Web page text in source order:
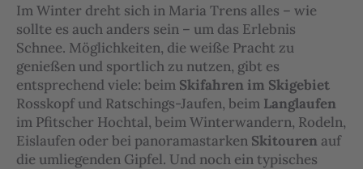
Im Winter dreht sich in Maria Trens alles – wie
sollte es auch anders sein – um das Erlebnis
Schnee. Möglichkeiten, die weiße Pracht zu
genießen und sportlich zu nutzen, gibt es
entsprechend viele: beim Skifahren im Skigebiet
Rosskopf und Ratschings-Jaufen, beim Langlaufen
im Pfitscher Hochtal, beim Winterwandern, Rodeln,
Eislaufen oder bei panoramastarken Skitouren auf
die umliegenden Gipfel. Und noch ein typisches